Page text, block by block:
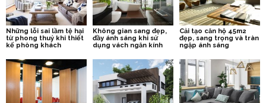
Những lỗi sai lầm tệ hại
từ phong thuỷ khi thiết
kế phòng khách
Không gian sang đẹp,
đầy ánh sáng khi sử
dụng vách ngăn kính
Cải tạo căn hộ 45m2
đẹp, sang trọng và tràn
ngập ánh sáng